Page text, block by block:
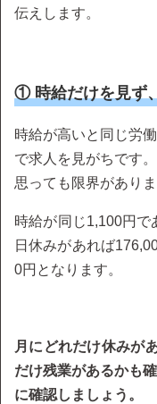
伝えします。
① 時給だけを見ず
時給が高いと同じ労
で求人を見がちです
思っても限界がありま
時給が同じ1,100円
日休みがあれば
0円となります。
月にどれだけ休みが
だけ残業があるかも
に確認しましょう。